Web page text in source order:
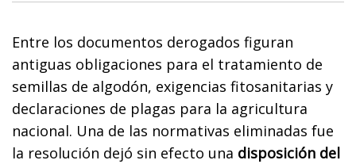
Entre los documentos derogados figuran
antiguas obligaciones para el tratamiento de
semillas de algodón, exigencias fitosanitarias y
declaraciones de plagas para la agricultura
nacional. Una de las normativas eliminadas fue
la resolución dejó sin efecto una disposición del